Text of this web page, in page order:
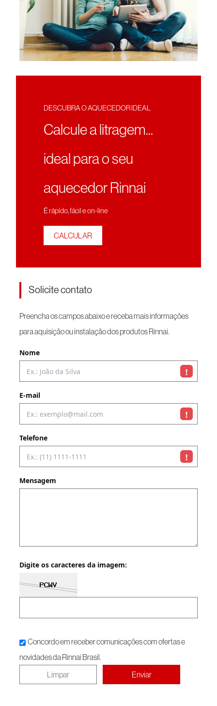
DESCUBRA O AQUECEDOR IDEAL
Calcule a litragem...
ideal para o seu
aquecedor Rinnai
É rápído, fácil e on-line
CALCULAR
Solicite contato
Preencha os campos abaixo e receba mais informações
para aquisição ou instalação dos produtos Rinnai.
Nome
!
E-mail
!
Telefone
!
Mensagem
Digite os caracteres da imagem:
Concordo em receber comunicações com ofertas e
novidades da Rinnai Brasil.